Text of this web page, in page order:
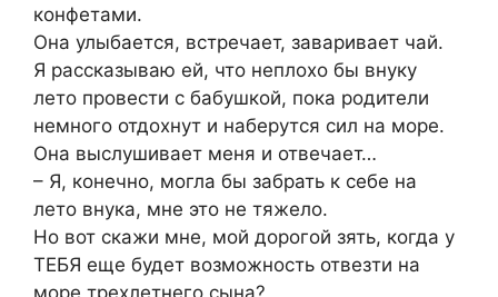
конфетами.
Она улыбается, встречает, заваривает чай.
Я рассказываю ей, что неплохо бы внуку
лето провести с бабушкой, пока родители
немного отдохнут и наберутся сил на море.
Она выслушивает меня и отвечает…
– Я, конечно, могла бы забрать к себе на
лето внука, мне это не тяжело.
Но вот скажи мне, мой дорогой зять, когда у
ТЕБЯ еще будет возможность отвезти на